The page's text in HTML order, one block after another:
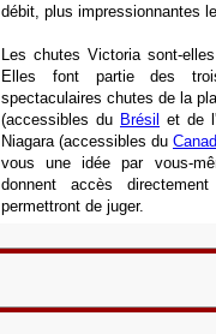
débit, plus impressionnantes
Les chutes Victoria sont-
Elles font partie des
spectaculaires chutes de la
(accessibles du Brésil
et de l'
Niagara (accessibles du
vous une idée par vous-
donnent accès
permettront de juger.